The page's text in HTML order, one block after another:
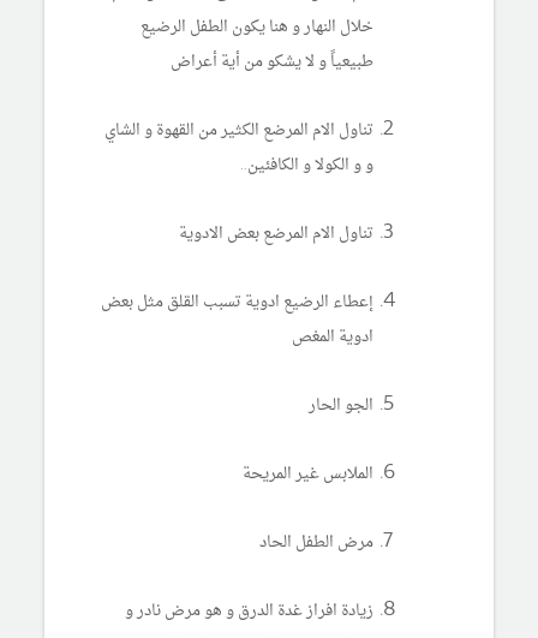
خلال النهار و هنا يكون الطفل الرضيع
طبيعياً و لا يشكو من أية أعراض
تناول الام المرضع الكثير من القهوة و الشاي
و و الكولا و الكافئين..
تناول الام المرضع بعض الادوية
إعطاء الرضيع ادوية تسبب القلق مثل بعض
ادوية المغص
الجو الحار
الملابس غير المريحة
مرض الطفل الحاد
زيادة افراز غدة الدرق و هو مرض نادر و